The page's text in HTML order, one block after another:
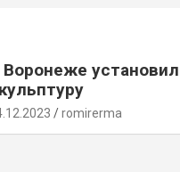
Воронеже
romirerma